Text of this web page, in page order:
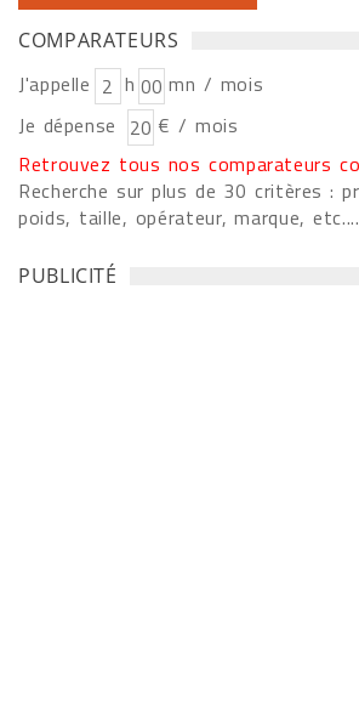
COMPARATEURS
J'appelle h
mn / mois
Je dépense
€ / mois
Retrouvez tous nos comparateurs
Recherche sur plus de 30 critères :
poids, taille, opérateur, marque, etc....
PUBLICITÉ